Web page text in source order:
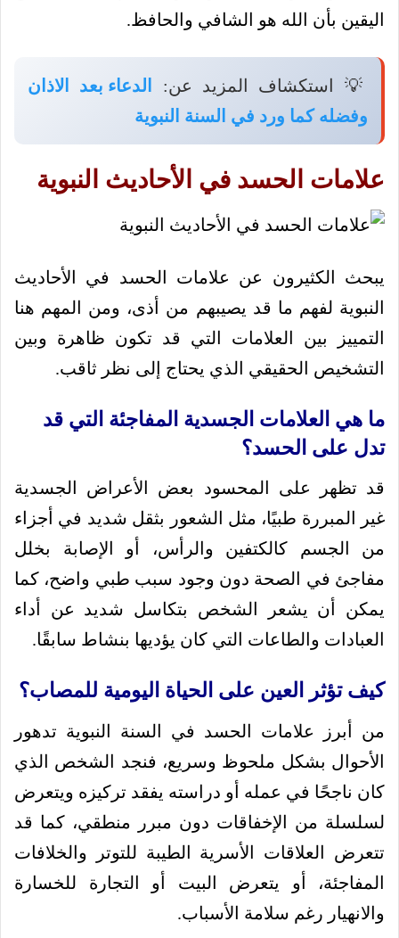
اليقين بأن الله هو الشافي والحافظ.
💡 استكشاف المزيد عن:
الدعاء بعد الاذان
وفضله كما ورد في السنة النبوية
علامات الحسد في الأحاديث النبوية
يبحث الكثيرون عن علامات الحسد في الأحاديث
النبوية لفهم ما قد يصيبهم من أذى، ومن المهم هنا
التمييز بين العلامات التي قد تكون ظاهرة وبين
التشخيص الحقيقي الذي يحتاج إلى نظر ثاقب.
ما هي العلامات الجسدية المفاجئة التي قد
تدل على الحسد؟
قد تظهر على المحسود بعض الأعراض الجسدية
غير المبررة طبيًا، مثل الشعور بثقل شديد في أجزاء
من الجسم كالكتفين والرأس، أو الإصابة بخلل
مفاجئ في الصحة دون وجود سبب طبي واضح، كما
يمكن أن يشعر الشخص بتكاسل شديد عن أداء
العبادات والطاعات التي كان يؤديها بنشاط سابقًا.
كيف تؤثر العين على الحياة اليومية للمصاب؟
من أبرز علامات الحسد في السنة النبوية تدهور
الأحوال بشكل ملحوظ وسريع، فنجد الشخص الذي
كان ناجحًا في عمله أو دراسته يفقد تركيزه ويتعرض
لسلسلة من الإخفاقات دون مبرر منطقي، كما قد
تتعرض العلاقات الأسرية الطيبة للتوتر والخلافات
المفاجئة، أو يتعرض البيت أو التجارة للخسارة
والانهيار رغم سلامة الأسباب.